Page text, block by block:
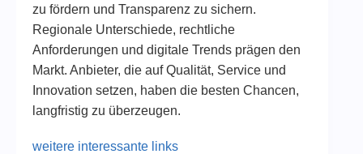
zu fördern und Transparenz zu sichern.
Regionale Unterschiede, rechtliche
Anforderungen und digitale Trends prägen den
Markt. Anbieter, die auf Qualität, Service und
Innovation setzen, haben die besten Chancen,
langfristig zu überzeugen.
weitere interessante links